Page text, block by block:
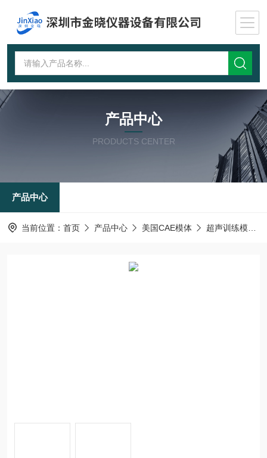
产品中心
PRODUCTS CENTER
产品中心
当前位置： 首页 产品中心 美国CAE模体 超声训练模体